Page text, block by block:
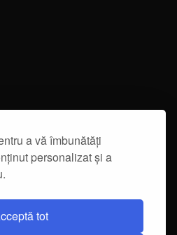
a vă îmbunătăți
personalizat și a
tot